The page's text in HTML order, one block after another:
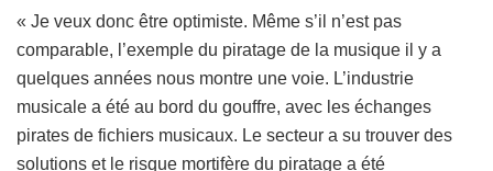
« Je veux donc être optimiste. Même s’il n’est pas
comparable, l’exemple du piratage de la musique il y a
quelques années nous montre une voie. L’industrie
musicale a été au bord du gouffre, avec les échanges
pirates de fichiers musicaux. Le secteur a su trouver des
solutions et le risque mortifère du piratage a été